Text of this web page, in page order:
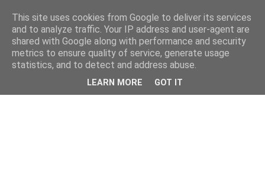
This site uses cookies from Google to deliver its services
and to analyze traffic. Your IP address and user-agent are
shared with Google along with performance and security
metrics to ensure quality of service, generate usage
statistics, and to detect and address abuse.
LEARN MORE GOT IT